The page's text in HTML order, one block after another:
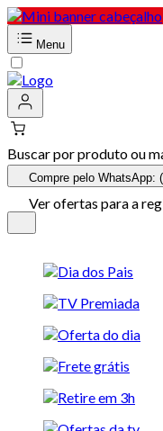
Menu
Buscar por produto ou
Compre pelo WhatsApp:
Ver ofertas para a